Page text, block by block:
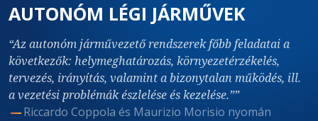
AUTONÓM LÉGI JÁRMŰVEK
Az autonóm járművezető rendszerek főbb feladatai a
következők: helymeghatározás, környezetérzékelés,
tervezés, irányítás, valamint a bizonytalan működés, ill.
a vezetési problémák észlelése és kezelése.”
Riccardo Coppola és Maurizio Morisio nyomán